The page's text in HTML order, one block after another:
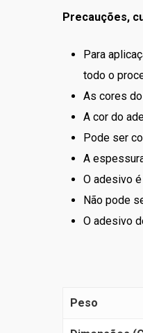
Precauções,
Para
todo o
As cores
A cor do
Pode ser
A
O adesivo
Não pode
O adesivo
Peso